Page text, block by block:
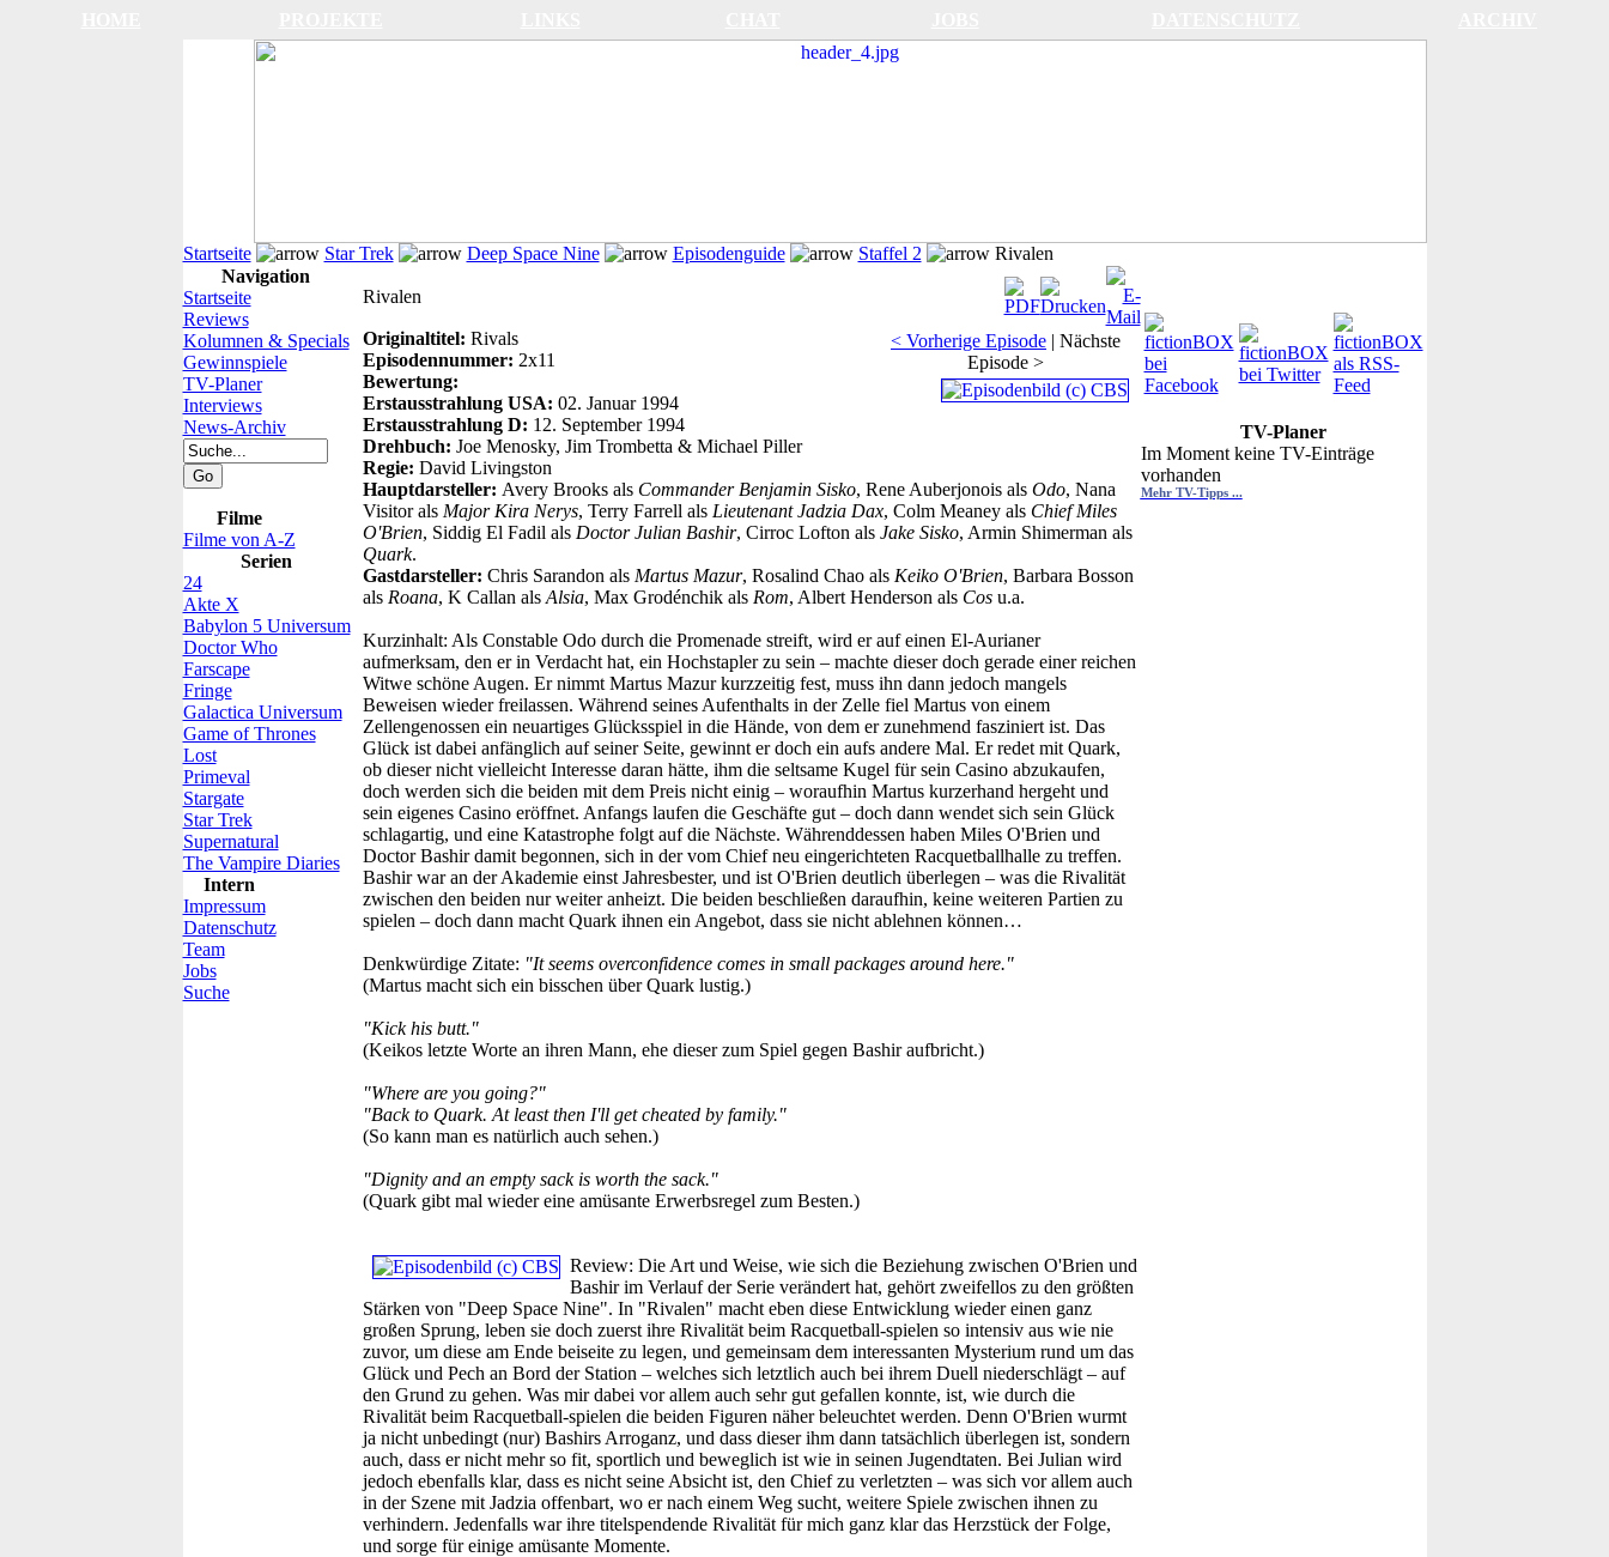
Startseite Star Trek Deep Space Nine Episodenguide Staffel 2
Rivalen
Navigation
Startseite
Reviews
Kolumnen & Specials
Gewinnspiele
TV-Planer
Interviews
News-Archiv
Filme
Filme von A-Z
Serien
24
Akte X
Babylon 5 Universum
Doctor Who
Farscape
Fringe
Galactica Universum
Game of Thrones
Lost
Primeval
Stargate
Star Trek
Supernatural
The Vampire Diaries
Intern
Impressum
Datenschutz
Team
Jobs
Suche
Rivalen
< Vorherige Episode | Nächste
Episode >
Originaltitel: Rivals
Episodennummer: 2x11
Bewertung:
Erstausstrahlung USA: 02. Januar 1994
Erstausstrahlung D: 12. September 1994
Drehbuch: Joe Menosky, Jim Trombetta & Michael Piller
Regie: David Livingston
Hauptdarsteller: Avery Brooks als Commander Benjamin Sisko, Rene Auberjonois als Odo, Nana
Visitor als Major Kira Nerys, Terry Farrell als Lieutenant Jadzia Dax, Colm Meaney als Chief Miles
O'Brien, Siddig El Fadil als Doctor Julian Bashir, Cirroc Lofton als Jake Sisko, Armin Shimerman als
Quark.
Gastdarsteller: Chris Sarandon als Martus Mazur, Rosalind Chao als Keiko O'Brien, Barbara Bosson
als Roana, K Callan als Alsia, Max Grodénchik als Rom, Albert Henderson als Cosu.a.
Kurzinhalt: Als Constable Odo durch die Promenade streift, wird er auf einen El-Aurianer
aufmerksam, den er in Verdacht hat, ein Hochstapler zu sein – machte dieser doch gerade einer reichen
Witwe schöne Augen. Er nimmt Martus Mazur kurzzeitig fest, muss ihn dann jedoch mangels
Beweisen wieder freilassen. Während seines Aufenthalts in der Zelle fiel Martus von einem
Zellengenossen ein neuartiges Glücksspiel in die Hände, von dem er zunehmend fasziniert ist. Das
Glück ist dabei anfänglich auf seiner Seite, gewinnt er doch ein aufs andere Mal. Er redet mit Quark,
ob dieser nicht vielleicht Interesse daran hätte, ihm die seltsame Kugel für sein Casino abzukaufen,
doch werden sich die beiden mit dem Preis nicht einig – woraufhin Martus kurzerhand hergeht und
sein eigenes Casino eröffnet. Anfangs laufen die Geschäfte gut – doch dann wendet sich sein Glück
schlagartig, und eine Katastrophe folgt auf die Nächste. Währenddessen haben Miles O'Brien und
Doctor Bashir damit begonnen, sich in der vom Chief neu eingerichteten Racquetballhalle zu treffen.
Bashir war an der Akademie einst Jahresbester, und ist O'Brien deutlich überlegen – was die Rivalität
zwischen den beiden nur weiter anheizt. Die beiden beschließen daraufhin, keine weiteren Partien zu
spielen – doch dann macht Quark ihnen ein Angebot, dass sie nicht ablehnen können…
Denkwürdige Zitate: "It seems overconfidence comes in small packages around here."
(Martus macht sich ein bisschen über Quark lustig.)
"Kick his butt."
(Keikos letzte Worte an ihren Mann, ehe dieser zum Spiel gegen Bashir aufbricht.)
"Where are you going?"
"Back to Quark. At least then I'll get cheated by family."
(So kann man es natürlich auch sehen.)
"Dignity and an empty sack is worth the sack."
(Quark gibt mal wieder eine amüsante Erwerbsregel zum Besten.)
Review: Die Art und Weise, wie sich die Beziehung zwischen O'Brien und
Bashir im Verlauf der Serie verändert hat, gehört zweifellos zu den größten
Stärken von "Deep Space Nine". In "Rivalen" macht eben diese Entwicklung wieder einen ganz
großen Sprung, leben sie doch zuerst ihre Rivalität beim Racquetball-spielen so intensiv aus wie nie
zuvor, um diese am Ende beiseite zu legen, und gemeinsam dem interessanten Mysterium rund um das
Glück und Pech an Bord der Station – welches sich letztlich auch bei ihrem Duell niederschlägt – auf
den Grund zu gehen. Was mir dabei vor allem auch sehr gut gefallen konnte, ist, wie durch die
Rivalität beim Racquetball-spielen die beiden Figuren näher beleuchtet werden. Denn O'Brien wurmt
ja nicht unbedingt (nur) Bashirs Arroganz, und dass dieser ihm dann tatsächlich überlegen ist, sondern
auch, dass er nicht mehr so fit, sportlich und beweglich ist wie in seinen Jugendtaten. Bei Julian wird
jedoch ebenfalls klar, dass es nicht seine Absicht ist, den Chief zu verletzten – was sich vor allem auch
in der Szene mit Jadzia offenbart, wo er nach einem Weg sucht, weitere Spiele zwischen ihnen zu
verhindern. Jedenfalls war ihre titelspendende Rivalität für mich ganz klar das Herzstück der Folge,
und sorge für einige amüsante Momente.
TV-Planer
Im Moment keine TV-Einträge
vorhanden
Mehr TV-Tipps ...